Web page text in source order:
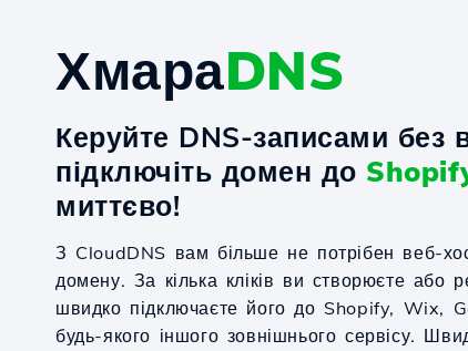
ХмараDNS
Керуйте DNS-записами без
підключіть домен до
миттєво!
З CloudDNS вам більше не потрібен веб-
домену. За кілька кліків ви створюєте або
швидко підключаєте його до Shopify, Wix,
будь-якого іншого зовнішнього сервісу.